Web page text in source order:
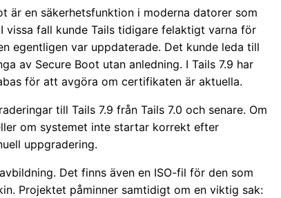
är en säkerhetsfunktion i moderna datorer som
fall kunde Tails tidigare felaktigt varna för
egentligen var uppdaterade. Det kunde leda till
av Secure Boot utan anledning. I Tails 7.9 har
för att avgöra om certifikaten är aktuella.
till Tails 7.9 från Tails 7.0 och senare. Om
om systemet inte startar korrekt efter
uppgradering.
Det finns även en ISO-fil för den som
Projektet påminner samtidigt om en viktig sak: